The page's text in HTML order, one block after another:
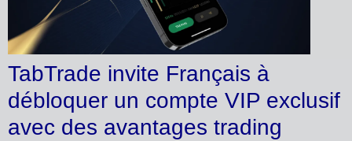
TabTrade invite Français à
débloquer un compte VIP exclusif
avec des avantages trading